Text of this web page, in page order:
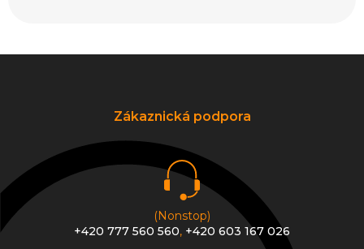
í
Zákaznická podpora
(Nonstop)
+420 777 560 560, +420 603 167 026